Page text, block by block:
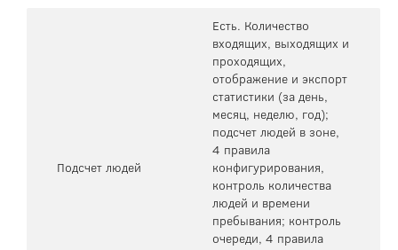
Подсчет людей
Есть. Количество
входящих, выходящих и
проходящих,
отображение и экспорт
статистики (за день,
месяц, неделю, год);
подсчет людей в зоне,
4 правила
конфигурирования,
контроль количества
людей и времени
пребывания; контроль
очереди, 4 правила